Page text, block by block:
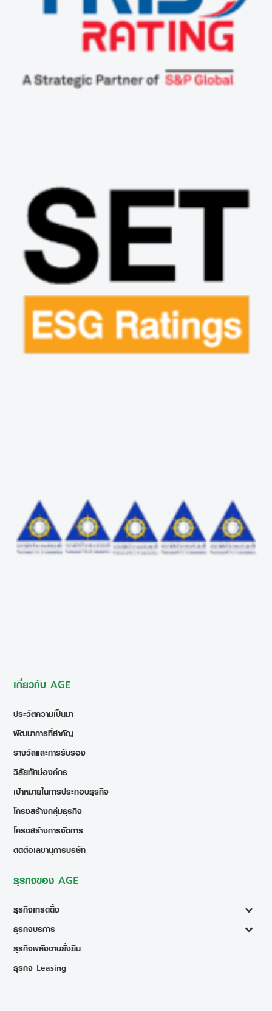
เกี่ยวกับ AGE
ประวัติความเป็นมา
พัฒนาการที่สำคัญ
รางวัลและการรับรอง
วิสัยทัศน์องค์กร
เป้าหมายในการประกอบธุรกิจ
โครงสร้างกลุ่มธุรกิจ
โครงสร้างการจัดการ
ติดต่อเลขานุการบริษัท
ธุรกิจของ AGE
ธุรกิจเทรดดิ้ง
ธุรกิจบริการ
ธุรกิจพลังงานยั่งยืน
ธุรกิจ Leasing